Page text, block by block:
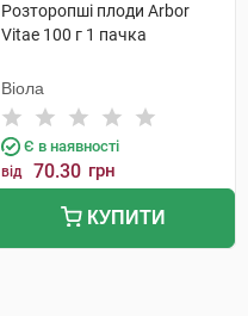
Розторопші плоди Arbor
Vitae 100 г 1 пачка
Віола
Є в наявності
від 70.30 грн
КУПИТИ